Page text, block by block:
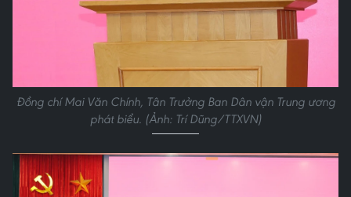
Đồng chí Mai Văn Chính, Tân Trưởng Ban Dân vận Trung ương
phát biểu. (Ảnh: Trí Dũng/TTXVN)